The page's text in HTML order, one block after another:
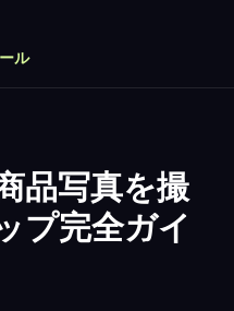
ル
品写真を撮
プ完全ガイ